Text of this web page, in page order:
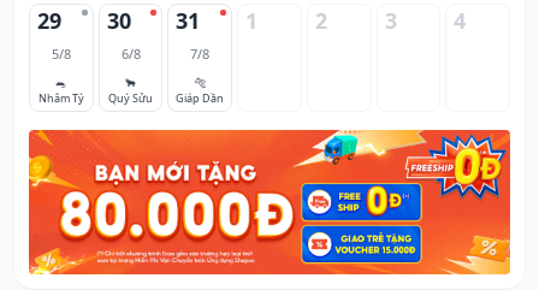
29
5/8
🐀
Nhâm Tý
30
6/8
🐂
Quý Sửu
31
7/8
🐅
Giáp Dần
1 2 3 4